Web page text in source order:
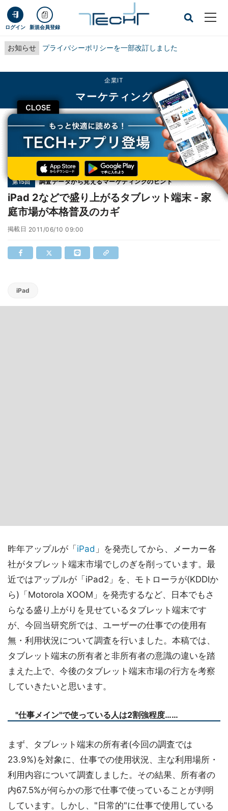
ログイン 新規会員登録
お知らせ プライバシーポリシーを一部改訂しました
CLOSE
企業IT
マーケティング
TECH+ 企業IT
マーケティング
iPad 2などで盛り上がるタブレット端末 - 家庭市場が本格普及のカギ
第15回 調査データから見えるマーケティングのヒント
iPad 2などで盛り上がるタブレット端末 - 家
庭市場が本格普及のカギ
掲載日 2011/06/10 09:00
iPad
昨年アップルが「 iPad 」を発売してから、メーカー各
社がタブレット端末市場でしのぎを削っています。最
近ではアップルが「iPad2」を、モトローラが(KDDIか
ら)「Motorola XOOM」を発売するなど、日本でもさ
らなる盛り上がりを見せているタブレット端末です
が、今回当研究所では、ユーザーの仕事での使用有
無・利用状況について調査を行いました。本稿では、
タブレット端末の所有者と非所有者の意識の違いを踏
まえた上で、今後のタブレット端末市場の行方を考察
していきたいと思います。
"仕事メイン"で使っている人は2割強程度……
まず、タブレット端末の所有者(今回の調査では
23.9%)を対象に、仕事での使用状況、主な利用場所・
利用内容について調査しました。その結果、所有者の
内67.5%が何らかの形で仕事で使っていることが判明
しています。しかし、"日常的"に仕事で使用している